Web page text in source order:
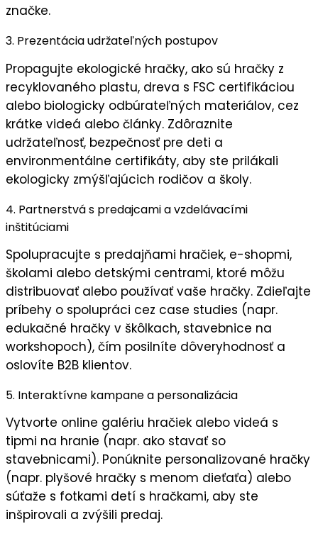
značke.
3. Prezentácia udržateľných postupov
Propagujte ekologické hračky, ako sú hračky z
recyklovaného plastu, dreva s FSC certifikáciou
alebo biologicky odbúrateľných materiálov, cez
krátke videá alebo články. Zdôraznite
udržateľnosť, bezpečnosť pre deti a
environmentálne certifikáty, aby ste prilákali
ekologicky zmýšľajúcich rodičov a školy.
4. Partnerstvá s predajcami a vzdelávacími
inštitúciami
Spolupracujte s predajňami hračiek, e-shopmi,
školami alebo detskými centrami, ktoré môžu
distribuovať alebo používať vaše hračky. Zdieľajte
príbehy o spolupráci cez case studies (napr.
edukačné hračky v škôlkach, stavebnice na
workshopoch), čím posilníte dôveryhodnosťa
oslovíte B2B klientov.
5. Interaktívne kampane a personalizácia
Vytvorte online galériu hračiek alebo videá s
tipmi na hranie (napr. ako stavať so
stavebnicami). Ponúknite personalizované hračky
(napr. plyšové hračky s menom dieťaťa) alebo
súťaže s fotkami detí s hračkami, aby ste
inšpirovali a zvýšili predaj.